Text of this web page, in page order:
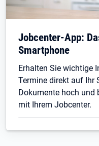
Jobcenter-App:
Smartphone
Erhalten Sie wichtige
Termine direkt auf Ihr
Dokumente hoch und
mit Ihrem Jobcenter.